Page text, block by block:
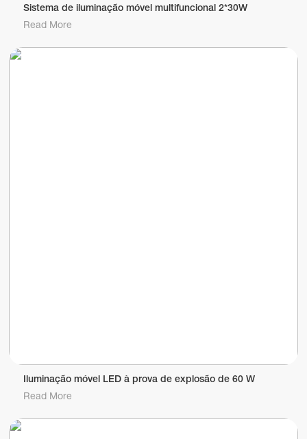
Sistema de iluminação móvel multifuncional 2*30W
Read More
Iluminação móvel LED à prova de explosão de 60 W
Read More